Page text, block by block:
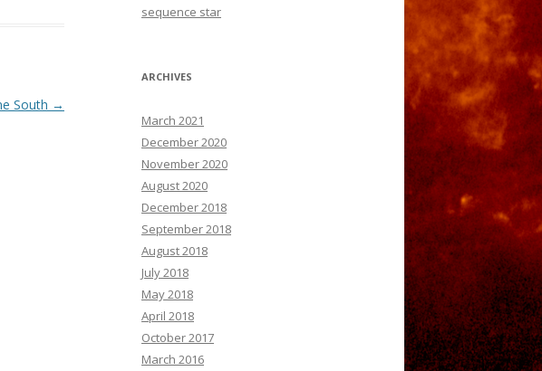
South →
sequence star
ARCHIVES
March 2021
December 2020
November 2020
August 2020
December 2018
September 2018
August 2018
July 2018
May 2018
April 2018
October 2017
March 2016